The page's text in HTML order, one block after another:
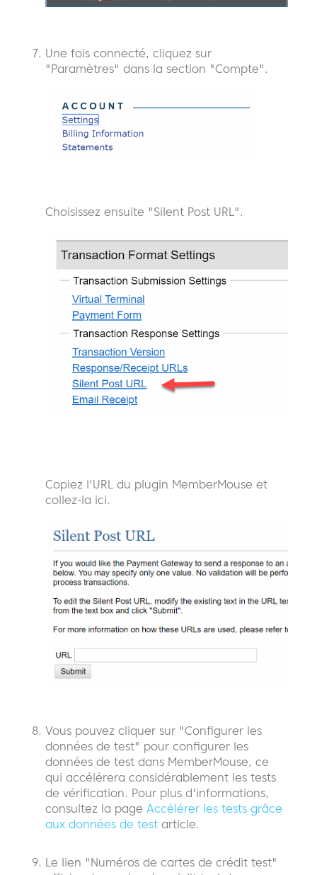
Une fois connecté, cliquez sur
"Paramètres" dans la section "Compte".
Choisissez ensuite "Silent Post URL".
Copiez l'URL du plugin MemberMouse et
collez-la ici.
Vous pouvez cliquer sur "Configurer les
données de test" pour configurer les
données de test dans MemberMouse, ce
qui accélérera considérablement les tests
de vérification. Pour plus d'informations,
consultez la page Accélérer les tests grâce
aux données de test article.
Le lien "Numéros de cartes de crédit test"